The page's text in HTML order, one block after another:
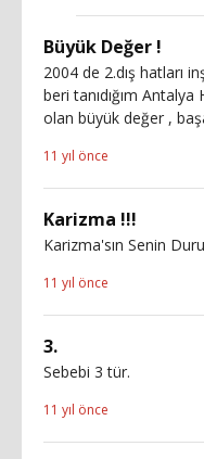
Büyük Değer !
2004 de 2.dış hatları
beri tanıdığım Antalya
olan büyük değer ,
11 yıl önce
Karizma !!!
Karizma'sın Senin
11 yıl önce
3.
Sebebi 3 tür.
11 yıl önce